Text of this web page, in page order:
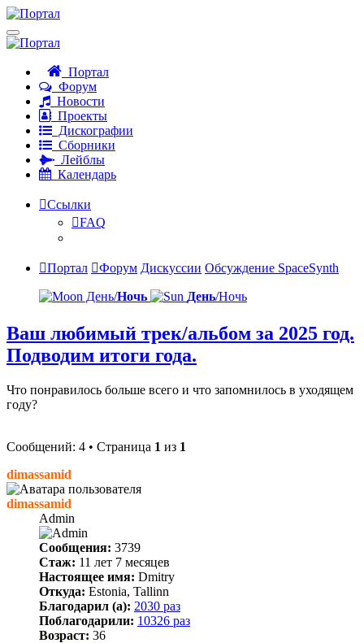
Портал
Форум
Новости
Проекты
Дискографии
Сборники
Лейблы
Календарь
Ссылки
FAQ
Портал Форум Дискуссии Обсуждение SpaceSynth
День/Ночь День/Ночь
Ваш любимый трек/альбом за 2025 год.
Подводим итоги года.
Что понравилось больше всего и что запомнилось в уходящем
году?
Сообщений: 4 • Страница 1 из 1
dimassamid
dimassamid
Admin
Сообщения: 3739
Стаж: 11 лет 7 месяцев
Настоящее имя: Dmitry
Откуда: Estonia, Tallinn
Благодарил (а): 2030 раз
Поблагодарили: 10326 раз
Возраст: 36